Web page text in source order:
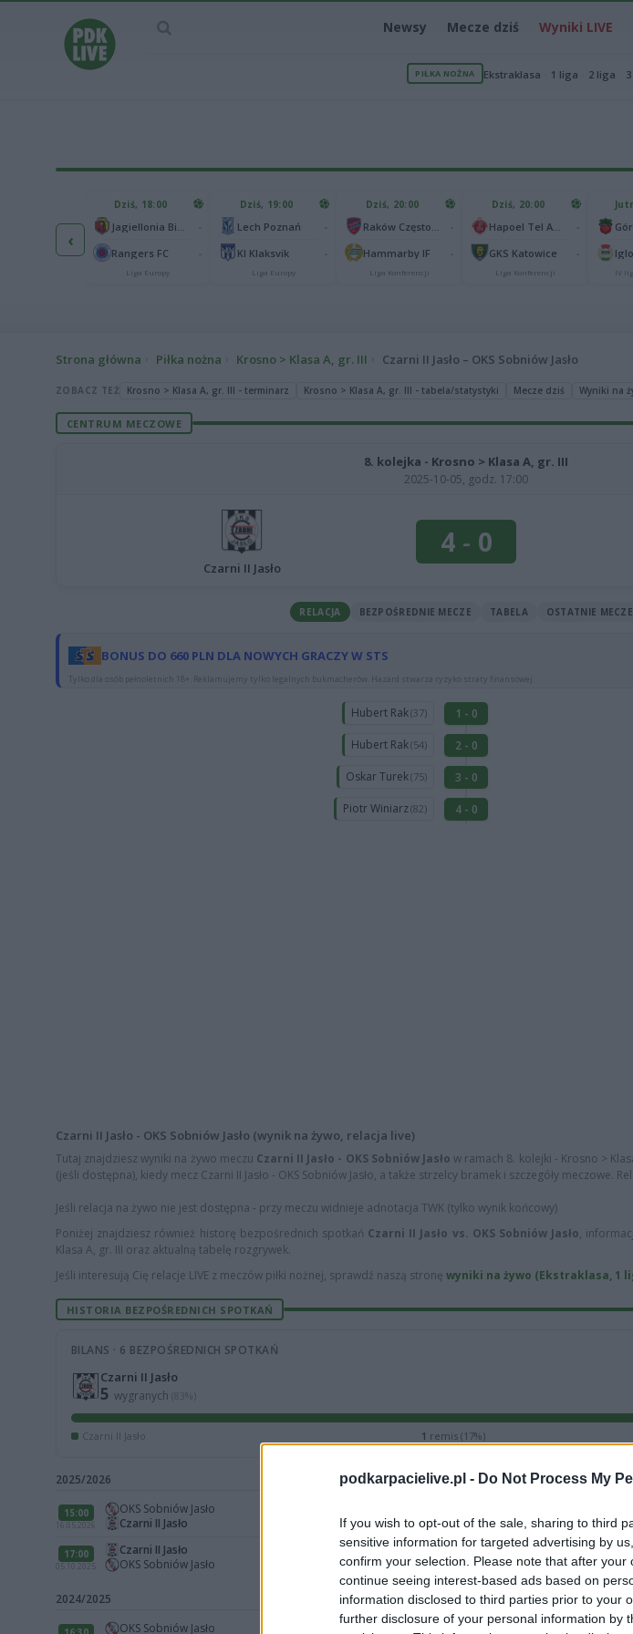
podkarpacielive.pl - Do Not Process My
If you wish to opt-out of the sale, sharing to third
sensitive information for targeted advertising by
confirm your selection. Please note that after
continue seeing interest-based ads based on
information disclosed to third parties prior to your
further disclosure of your personal information by
Newsy Mecze dziś Wyniki LIVE
PIŁKA NOŻNA Ekstraklasa 1 liga 2 liga
‹
Ferencvaros Budapeszt 1
Zabrze 0
Dziś, 18:00
Rangers FC
Liga Europy
Dziś, 19:00
Lech Poznań
KI Klaksvik
Liga Europy
Dziś, 20:00
Hammarby IF
Liga Konferencji
Dziś, 20:00
GKS Katowice
Liga Konferencji IV
Strona główna Piłka nożna Krosno > Klasa A, gr. III Czarni II Jasło – OKS Sobniów Jasło
ZOBACZ TEŻ Krosno > Klasa A, gr. III - terminarz Krosno > Klasa A, gr. III - tabela/statystyki Mecze dziś Wyniki na
CENTRUM MECZOWE
8. kolejka - Krosno > Klasa A, gr. III
2025-10-05, godz. 17:00
Czarni II Jasło
4 - 0
RELACJA BEZPOŚREDNIE MECZE TABELA OSTATNIE MECZE
BONUS DO 660 PLN DLA NOWYCH GRACZY W STS
Tylko dla osób pełnoletnich 18+. Reklamujemy tylko legalnych bukmacherów. Hazard stwarza ryzyko straty finansowej.
Hubert Rak(37) 1 - 0
Hubert Rak(54) 2 - 0
Oskar Turek(75) 3 - 0
Piotr Winiarz(82) 4 - 0
Czarni II Jasło - OKS Sobniów Jasło (wynik na żywo, relacja live)
Tutaj znajdziesz wyniki na żywo meczu Czarni II Jasło - OKS Sobniów Jasło w ramach 8. kolejki - Krosno >
(jeśli dostępna), kiedy mecz Czarni II Jasło - OKS Sobniów Jasło, a także strzelcy bramek i szczegóły meczowe.
Jeśli relacja na żywo nie jest dostępna - przy meczu widnieje adnotacja TWK (tylko wynik końcowy)
Poniżej znajdziesz również historę bezpośrednich spotkań Czarni II Jasło vs. OKS Sobniów Jasło,
Klasa A, gr. III oraz aktualną tabelę rozgrywek.
Jeśli interesują Cię relacje LIVE z meczów piłki nożnej, sprawdź naszą stronę wyniki na żywo (Ekstraklasa, 1
HISTORIA BEZPOŚREDNICH SPOTKAŃ
BILANS · 6 BEZPOŚREDNICH SPOTKAŃ
Czarni II Jasło
5 wygranych (83%)
Czarni II Jasło 1 remis (17%)
2025/2026
15:00
16.05.2026
OKS Sobniów Jasło
Czarni II Jasło
17:00
05.10.2025
Czarni II Jasło
OKS Sobniów Jasło
2024/2025
OKS Sobniów Jasło